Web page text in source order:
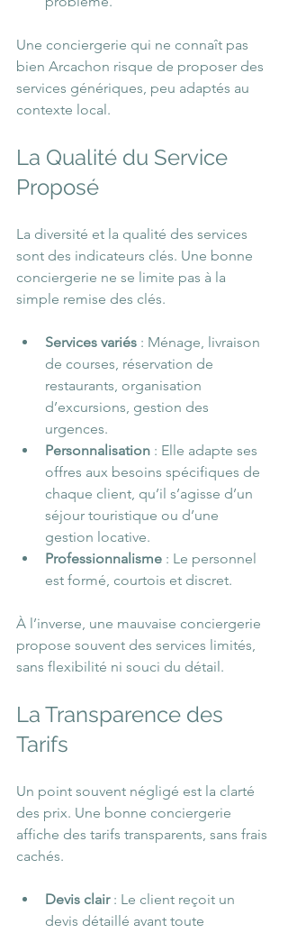
Une conciergerie qui ne connaît pas
bien Arcachon risque de proposer des
services génériques, peu adaptés au
contexte local.
La Qualité du Service
Proposé
La diversité et la qualité des services
sont des indicateurs clés. Une bonne
conciergerie ne se limite pas à la
simple remise des clés.
Services variés : Ménage, livraison
de courses, réservation de
restaurants, organisation
d’excursions, gestion des
urgences.
Personnalisation : Elle adapte ses
offres aux besoins spécifiques de
chaque client, qu’il s’agisse d’un
séjour touristique ou d’une
gestion locative.
Professionnalisme : Le personnel
est formé, courtois et discret.
À l’inverse, une mauvaise conciergerie
propose souvent des services limités,
sans flexibilité ni souci du détail.
La Transparence des
Tarifs
Un point souvent négligé est la clarté
des prix. Une bonne conciergerie
affiche des tarifs transparents, sans frais
cachés.
Devis clair : Le client reçoit un
devis détaillé avant toute